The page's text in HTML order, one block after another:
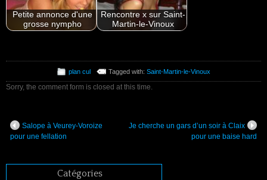
Petite annonce d'une
grosse nympho
Rencontre x sur Saint-
Martin-le-Vinoux
plan cul Tagged with:Saint-Martin-le-Vinoux
Sorry, the comment form is closed at this time.
Salope à Veurey-Voroize
pour une fellation
Je cherche un gars d’un soir à Claix
pour une baise hard
Catégories